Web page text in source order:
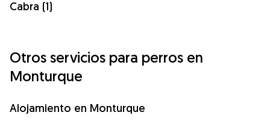
Cabra (1)
Otros servicios para perros en
Monturque
Alojamiento en Monturque